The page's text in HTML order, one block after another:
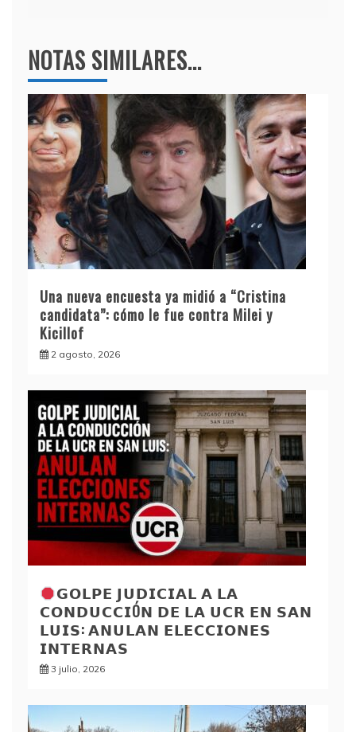
NOTAS SIMILARES...
Una nueva encuesta ya midió a “Cristina
candidata”: cómo le fue contra Milei y
Kicillof
2 agosto, 2026
𝗚𝗢𝗟𝗣𝗘 𝗝𝗨𝗗𝗜𝗖𝗜𝗔𝗟 𝗔 𝗟𝗔
𝗖𝗢𝗡𝗗𝗨𝗖𝗖𝗜Ó𝗡 𝗗𝗘 𝗟𝗔 𝗨𝗖𝗥 𝗘𝗡 𝗦𝗔𝗡
𝗟𝗨𝗜𝗦: 𝗔𝗡𝗨𝗟𝗔𝗡 𝗘𝗟𝗘𝗖𝗖𝗜𝗢𝗡𝗘𝗦
𝗜𝗡𝗧𝗘𝗥𝗡𝗔𝗦
3 julio, 2026